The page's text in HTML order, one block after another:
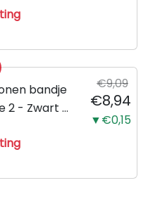
- Geschikt
Tracker /
Band /...
bandje
2 - Zwart -
€9,09
€8,94
▼€0,15